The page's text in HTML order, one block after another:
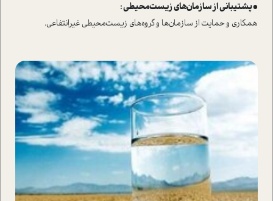
• پشتیبانی از سازمان‌های زیست‌محیطی :
همکاری و حمایت از سازمان‌ها و گروه‌های زیست‌محیطی غیرانتفاعی.